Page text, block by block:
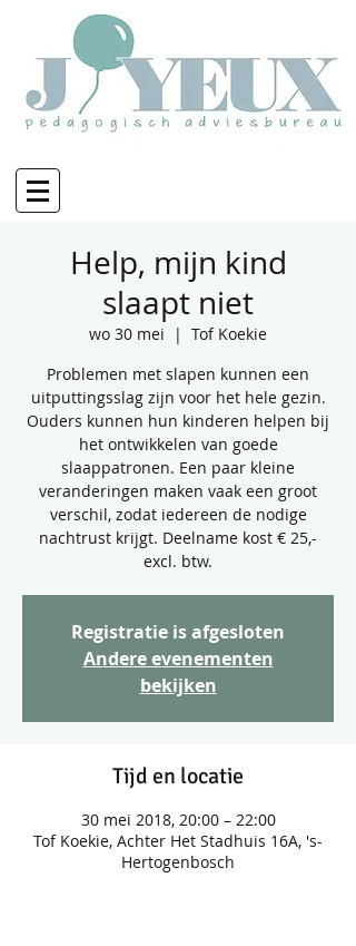
Help, mijn kind
slaapt niet
wo 30 mei
  |
Tof Koekie
Problemen met slapen kunnen een
uitputtingsslag zijn voor het hele gezin.
Ouders kunnen hun kinderen helpen bij
het ontwikkelen van goede
slaappatronen. Een paar kleine
veranderingen maken vaak een groot
verschil, zodat iedereen de nodige
nachtrust krijgt. Deelname kost € 25,-
excl. btw.
Registratie is afgesloten
Andere evenementen
bekijken
Tijd en locatie
30 mei 2018, 20:00 – 22:00
Tof Koekie, Achter Het Stadhuis 16A, 's-
Hertogenbosch